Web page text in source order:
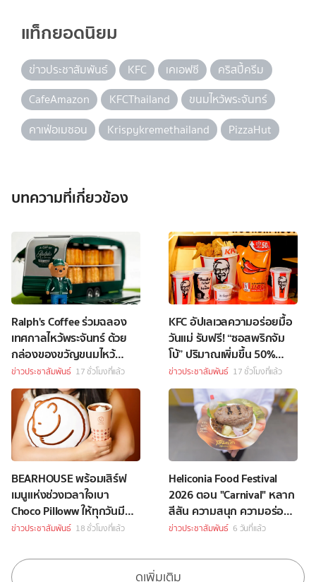
แท็กยอดนิยม
ข่าวประชาสัมพันธ์ KFC เคเอฟซี
คริสปี้ครีม
CafeAmazon
KFCThailand
ขนมไหว้พระจันทร์
คาเฟ่อเมซอน
Krispykremethailand PizzaHut
บทความที่เกี่ยวข้อง
Ralph's Coffee ร่วมฉลอง
เทศกาลไหว้พระจันทร์ ด้วย
กล่องของขวัญขนมไหว้
พระจันทร์สุดพิเศษ
ข่าวประชาสัมพันธ์ 17 ชั่วโมงที่แล้ว
KFC อัปเลเวลความอร่อยมื้อ
วันแม่ รับฟรี! “ซอสพริกจัม
โบ้” ปริมาณเพิ่มขึ้น 50%
เพียงซื้อชุดบักเก็ตที่ร่วม
รายการราคา 349 บาทขึ้นไป
ข่าวประชาสัมพันธ์ 17 ชั่วโมงที่แล้ว
BEARHOUSE พร้อมเสิร์ฟ
เมนูแห่งช่วงเวลาใจเบา
Choco Pilloww ให้ทุกวันมี
“Soft Moment”
ข่าวประชาสัมพันธ์ 18 ชั่วโมงที่แล้ว
Heliconia Food Festival
2026 ตอน "Carnival" หลาก
สีสัน ความสนุก ความอร่อย
Celebrity Chef กว่า 70 ชีวิต
ข่าวประชาสัมพันธ์ 6 วันที่แล้ว
ดูเพิ่มเติม